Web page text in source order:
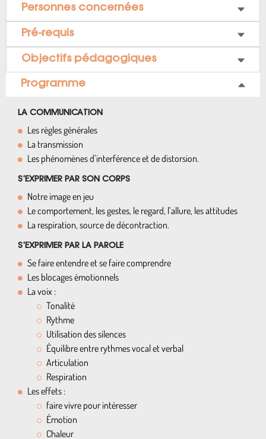
Personnes concernées
Pré-requis
Objectifs pédagogiques
Programme
LA COMMUNICATION
Les règles générales
La transmission
Les phénomènes d’interférence et de distorsion.
S’EXPRIMER PAR SON CORPS
Notre image en jeu
Le comportement, les gestes, le regard, l’allure, les attitudes
La respiration, source de décontraction.
S’EXPRIMER PAR LA PAROLE
Se faire entendre et se faire comprendre
Les blocages émotionnels
La voix :
Tonalité
Rythme
Utilisation des silences
Équilibre entre rythmes vocal et verbal
Articulation
Respiration
Les effets :
faire vivre pour intéresser
Émotion
Chaleur